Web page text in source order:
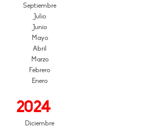
Septiembre
Julio
Junio
Mayo
Abril
Marzo
Febrero
Enero
2024
Diciembre